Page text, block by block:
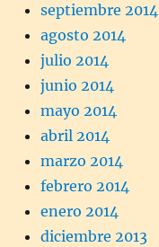
septiembre 2014
agosto 2014
julio 2014
junio 2014
mayo 2014
abril 2014
marzo 2014
febrero 2014
enero 2014
diciembre 2013